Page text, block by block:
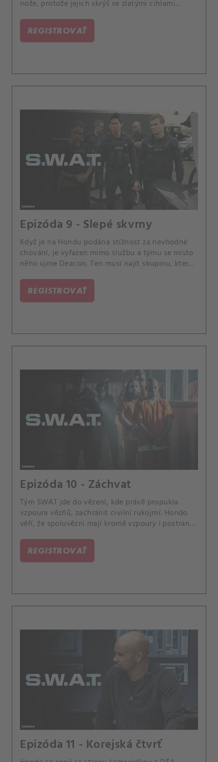
nože, protože jejich skrýš se zlatými cihlami
Michaela Planka, prezidenta policejní komise,
když za ním přijde s jejími nápady o zlepšení
divize SWAT.
REGISTROVAŤ
Epizóda 9 - Slepé skvrny
Když je na Hondu podána stížnost za nevhodné
chování, je vyřazen mimo službu a týmu se místo
něho ujme Deacon. Ten musí najít skupinu, která
REGISTROVAŤ
Epizóda 10 - Záchvat
Tým SWAT jde do vězení, kde právě propukla
vzpoura vězňů, zachránit civilní rukojmí. Hondo
věří, že spoluvězni mají kromě vzpoury i postranní
REGISTROVAŤ
Epizóda 11 - Korejská čtvrť